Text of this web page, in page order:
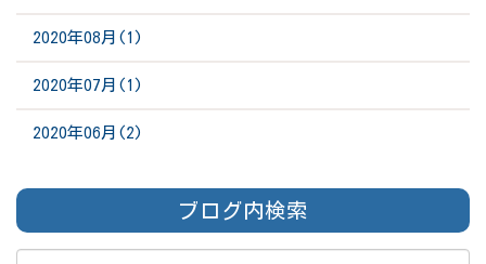
2020年08月(1)
2020年07月(1)
2020年06月(2)
ブログ内検索